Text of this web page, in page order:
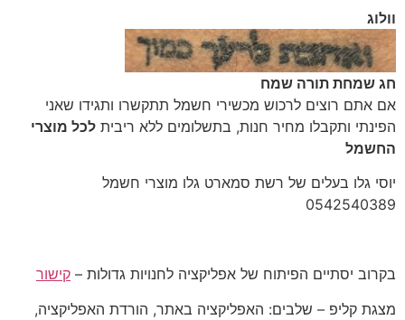
וולוג
חג שמחת תורה שמח
‎אם אתם רוצים לרכוש מכשירי חשמל תתקשרו ותגידו שאני
הפינתי ותקבלו מחיר חנות, בתשלומים ללא ריבית לכל מוצרי
החשמל
יוסי גלו בעלים של רשת סמארט גלו מוצרי חשמל
‎0542540389‎
בקרוב יסתיים הפיתוח של אפליקציה לחנויות גדולות – קישור
מצגת קליפ – שלבים: האפליקציה באתר, הורדת האפליקציה,